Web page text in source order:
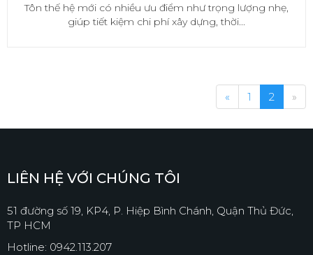
Tôn thế hệ mới có nhiều ưu điểm như trọng lượng nhẹ,
giúp tiết kiệm chi phí xây dựng, thời...
« 1 2 »
LIÊN HỆ VỚI CHÚNG TÔI
51 đường số 19, KP4, P. Hiệp Bình Chánh, Quận Thủ Đức,
TP HCM
Hotline: 0942.113.207